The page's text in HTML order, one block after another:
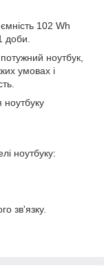
102 Wh
доби.
ноутбук,
умовах і
ноутбуку
ноутбуку:
зв'язку.